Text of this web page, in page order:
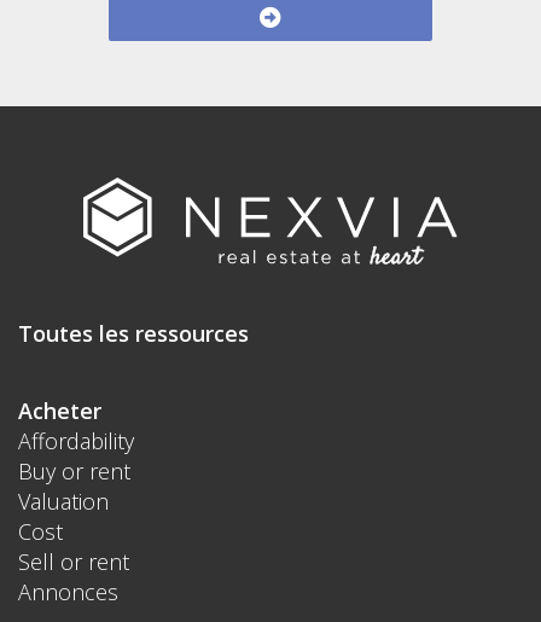
Toutes les ressources
Acheter
Affordability
Buy or rent
Valuation
Cost
Sell or rent
Annonces